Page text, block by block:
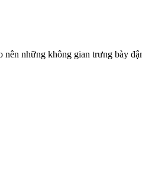
những không gian trưng bày